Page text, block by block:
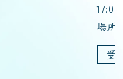
17:00
場所
受